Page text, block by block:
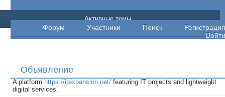
Форум про фотографию. Общение
фотографов.
Форум Участники Поиск
Регистрация
Войти
Активные темы
Объявление
A platform https://itexpansion.net/ featuring IT projects and lightweight
digital services.